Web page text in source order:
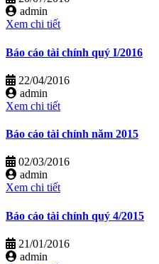
admin
Xem chi tiết
Báo cáo tài chính quý I/2016
22/04/2016
admin
Xem chi tiết
Báo cáo tài chính năm 2015
02/03/2016
admin
Xem chi tiết
Báo cáo tài chính quý 4/2015
21/01/2016
admin